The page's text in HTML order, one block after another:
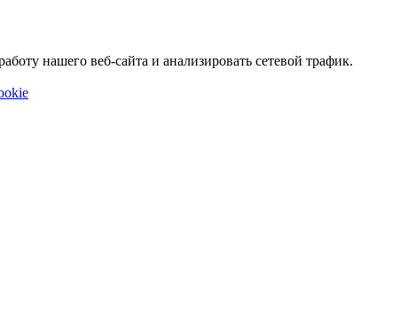
нашего веб-сайта и анализировать сетевой трафик.